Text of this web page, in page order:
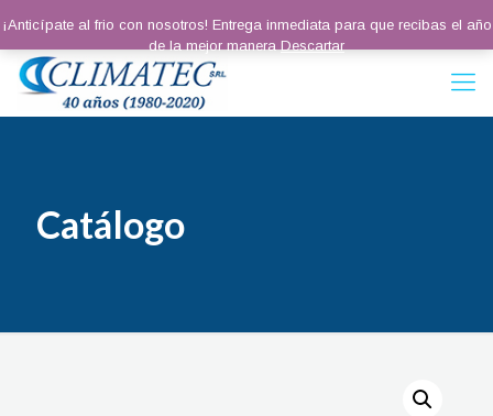
Catálogo
¡Anticípate al frio con nosotros! Entrega inmediata para que recibas el año
de la mejor maneraDescartar